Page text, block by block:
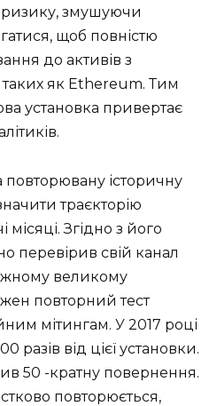
змушуючи
щоб повністю
до активів з
як Ethereum. Тим
установка привертає
історичну
траєкторію
Згідно з його
перевірив свій канал
великому
повторний тест
мітингам. У 2017 році
разів від цієї установки.
50 -кратну повернення.
повторюється,